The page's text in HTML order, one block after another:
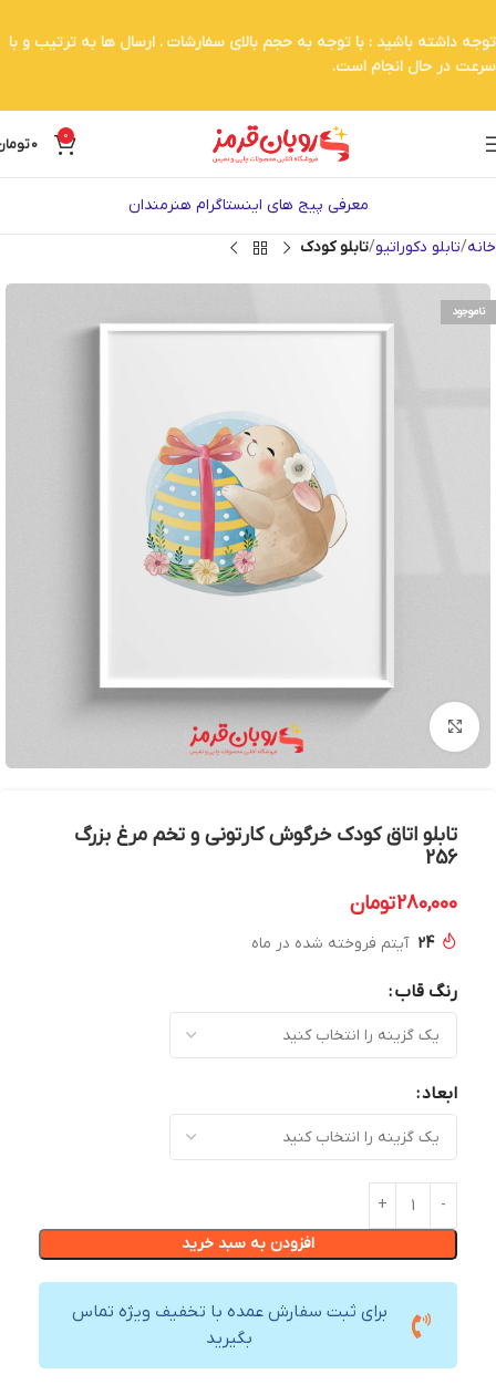
0
0
معرفی پیج های اینستاگرام هنرمندان
خانه تابلو دکوراتیو تابلو کودک
ناموجود
بزرگنمایی تصویر
تابلو اتاق کودک خرگوش کارتونی و تخم مرغ بزرگ
256
280,000تومان
24 آیتم فروخته شده در ماه
رنگ قاب
ابعاد
افزودن به سبد خرید
برای ثبت سفارش عمده با تخفیف ویژه تماس
بگیرید
توجه داشته باشید : با توجه به حجم بالای سفارشات . ارسال ها به ترتیب و با
سرعت در حال انجام است.